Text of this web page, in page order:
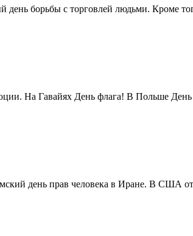
борьбы с торговлей людьми. Кроме
На Гавайях День флага! В Польше
день прав человека в Иране. В США